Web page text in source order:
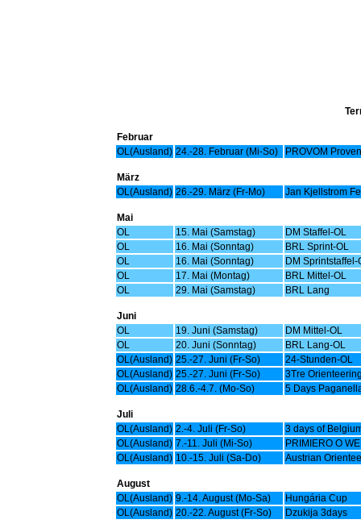
Februar
OL(Ausland) 24.-28. Februar (Mi-So) PROVOM
März
OL(Ausland) 26.-29. März (Fr-Mo) Jan Kjellstrom
Mai
OL
15. Mai (Samstag)
DM Staffel-OL
OL
16. Mai (Sonntag)
BRL Sprint-OL
OL
16. Mai (Sonntag)
DM Sprintstaffel-
OL
17. Mai (Montag)
BRL Mittel-OL
OL
29. Mai (Samstag) BRL Lang
Juni
OL
19. Juni (Samstag)
DM Mittel-OL
OL
20. Juni (Sonntag)
BRL Lang-OL
OL(Ausland) 25.-27. Juni (Fr-So)
24-Stunden-OL
OL(Ausland) 25.-27. Juni (Fr-So)
3Tre
OL(Ausland) 28.6.-4.7. (Mo-So) 5 Days
Juli
OL(Ausland) 2.-4. Juli (Fr-So)
3 days of
OL(Ausland) 7.-11. Juli (Mi-So)
PRIMIERO O
OL(Ausland) 10.-15. Juli (Sa-Do) Austrian
August
OL(Ausland) 9.-14. August (Mo-Sa)
Hungária Cup
OL(Ausland) 20.-22. August (Fr-So) Dzukija 3days